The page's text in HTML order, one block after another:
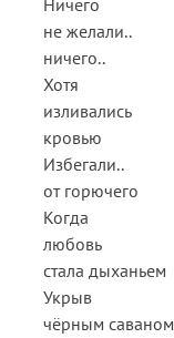
Ничего
не желали..
ничего..
Хотя
изливались
кровью
Избегали..
от горючего
Когда
любовь
стала дыханьем
Укрыв
чёрным саваном